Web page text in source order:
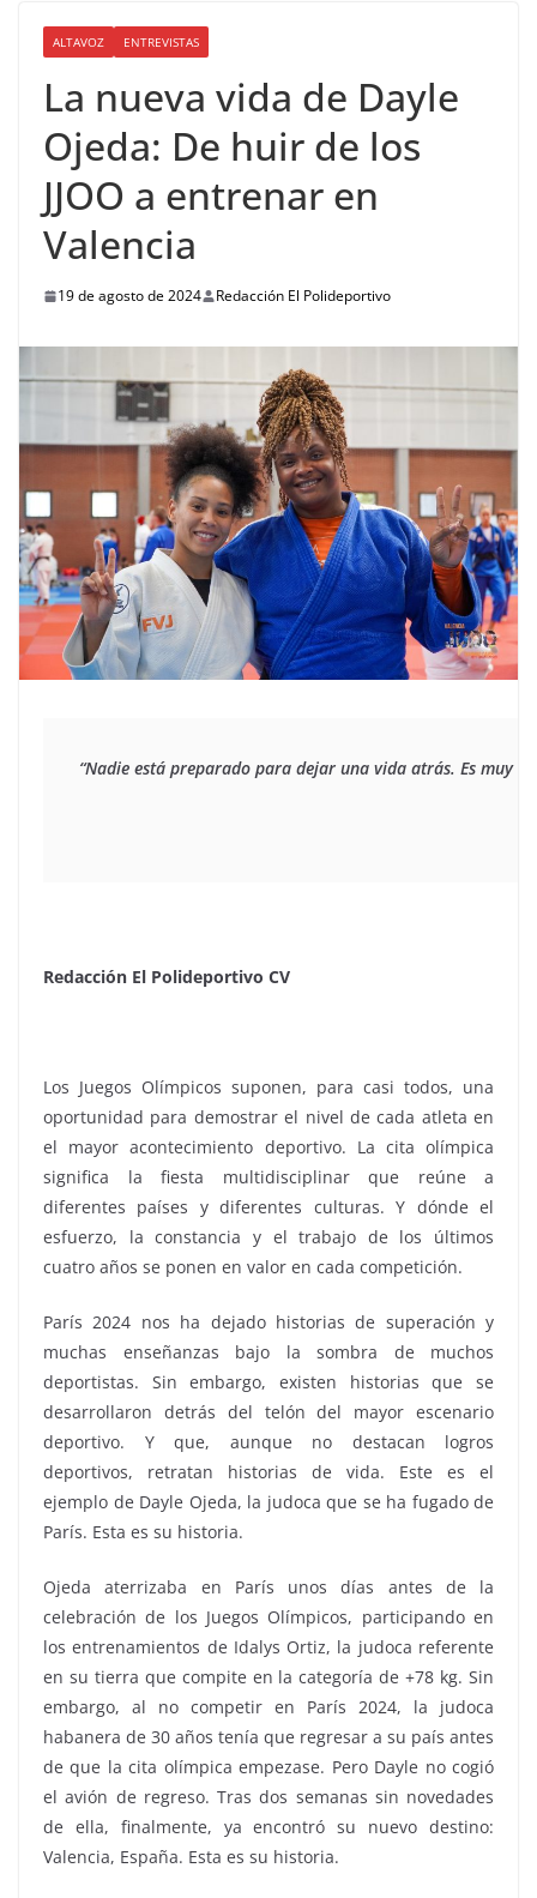
ALTAVOZ ENTREVISTAS
La nueva vida de Dayle
Ojeda: De huir de los
JJOO a entrenar en
Valencia
19 de agosto de 2024 Redacción El Polideportivo
“Nadie está preparado para dejar una vida atrás. Es muy
Redacción El Polideportivo CV
Los Juegos Olímpicos suponen, para casi todos, una
oportunidad para demostrar el nivel de cada atleta en
el mayor acontecimiento deportivo. La cita olímpica
significa la fiesta multidisciplinar que reúne a
diferentes países y diferentes culturas. Y dónde el
esfuerzo, la constancia y el trabajo de los últimos
cuatro años se ponen en valor en cada competición.
París 2024 nos ha dejado historias de superación y
muchas enseñanzas bajo la sombra de muchos
deportistas. Sin embargo, existen historias que se
desarrollaron detrás del telón del mayor escenario
deportivo. Y que, aunque no destacan logros
deportivos, retratan historias de vida. Este es el
ejemplo de Dayle Ojeda, la judoca que se ha fugado de
París. Esta es su historia.
Ojeda aterrizaba en París unos días antes de la
celebración de los Juegos Olímpicos, participando en
los entrenamientos de Idalys Ortiz, la judoca referente
en su tierra que compite en la categoría de +78 kg. Sin
embargo, al no competir en París 2024, la judoca
habanera de 30 años tenía que regresar a su país antes
de que la cita olímpica empezase. Pero Dayle no cogió
el avión de regreso. Tras dos semanas sin novedades
de ella, finalmente, ya encontró su nuevo destino:
Valencia, España. Esta es su historia.